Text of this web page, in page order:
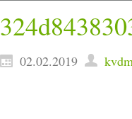
02.02.2019